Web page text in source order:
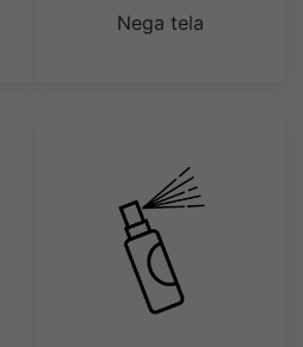
Nega tela